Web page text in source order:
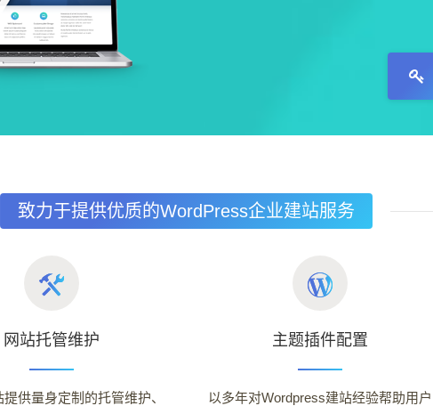
致力于提供优质的WordPress企业建站服务
网站托管维护
供量身定制的托管维护、
主题插件配置
以多年对Wordpress建站经验帮助用户